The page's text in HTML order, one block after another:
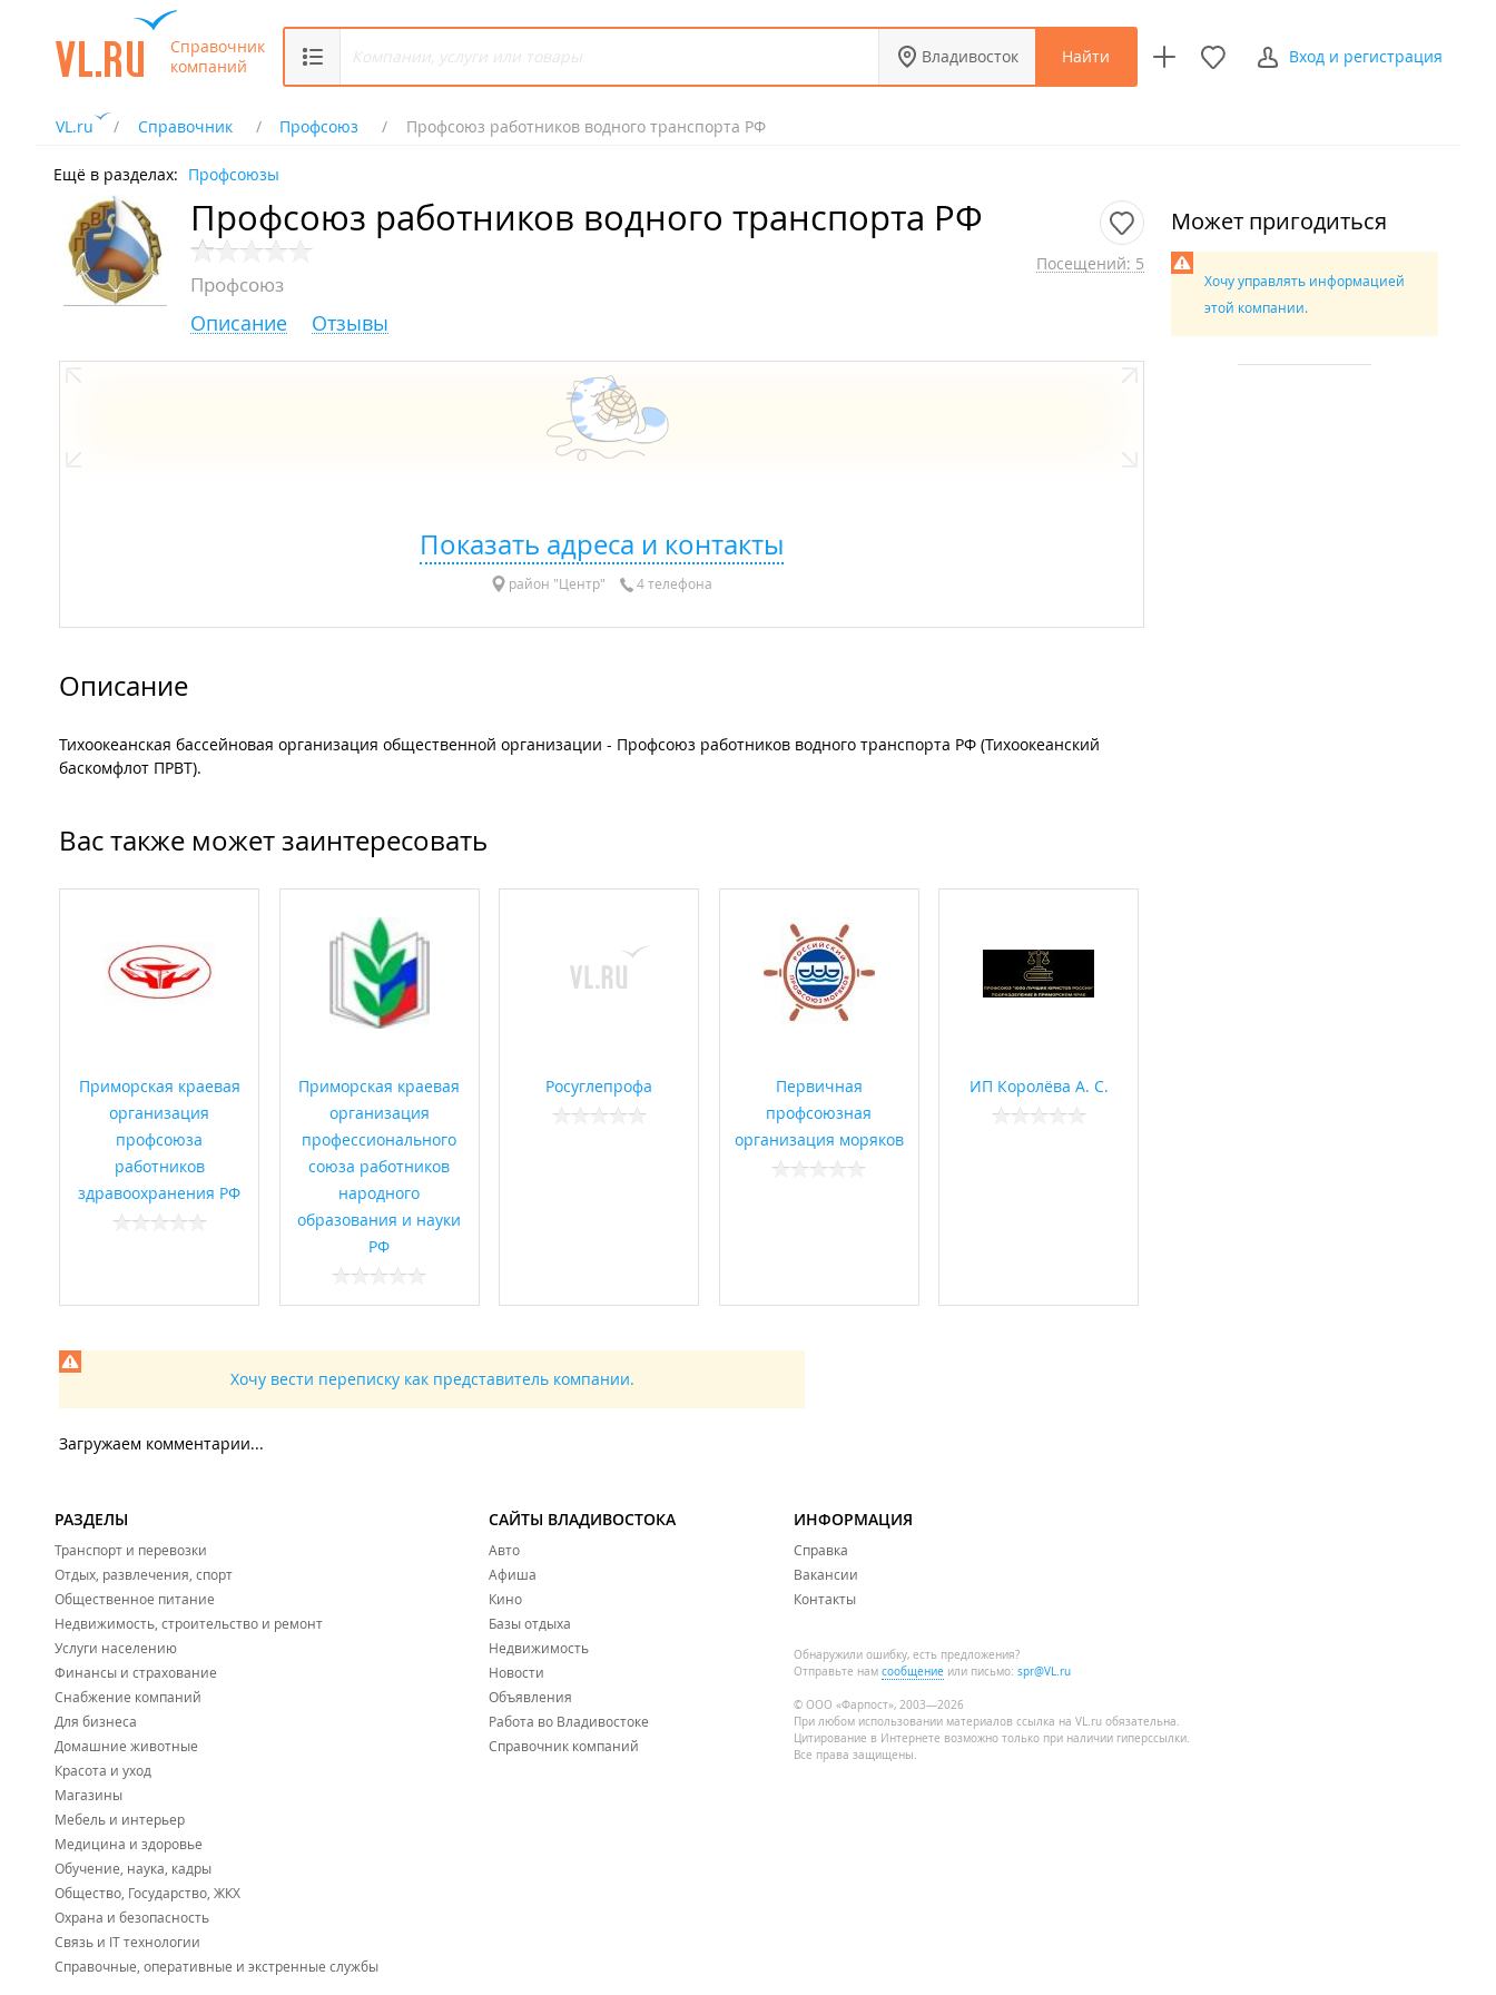
Справочник
компаний
Владивосток Найти Вход и регистрация
VL.ru Справочник Профсоюз Профсоюз работников водного транспорта РФ
Ещё в разделах: Профсоюзы
Профсоюз работников водного транспорта РФ
Профсоюз
Посещений: 5
Описание Отзывы
Показать адреса и контакты
район "Центр" 4 телефона
Описание
Тихоокеанская бассейновая организация общественной организации - Профсоюз работников водного транспорта РФ (Тихоокеанский
баскомфлот ПРВТ).
Вас также может заинтересовать
Приморская краевая
организация
профсоюза
работников
здравоохранения РФ
Приморская краевая
организация
профессионального
союза работников
народного
образования и науки
РФ
Росуглепрофа
Первичная
профсоюзная
организация моряков
ИП Королёва А. С.
Хочу вести переписку как представитель компании.
Загружаем комментарии...
Может пригодиться
Хочу управлять информацией
этой компании.
РАЗДЕЛЫ
Транспорт и перевозки
Отдых, развлечения, спорт
Общественное питание
Недвижимость, строительство и ремонт
Услуги населению
Финансы и страхование
Снабжение компаний
Для бизнеса
Домашние животные
Красота и уход
Магазины
Мебель и интерьер
Медицина и здоровье
Обучение, наука, кадры
Общество, Государство, ЖКХ
Охрана и безопасность
Связь и IT технологии
Справочные, оперативные и экстренные службы
САЙТЫ ВЛАДИВОСТОКА
Авто
Афиша
Кино
Базы отдыха
Недвижимость
Новости
Объявления
Работа во Владивостоке
Справочник компаний
ИНФОРМАЦИЯ
Справка
Вакансии
Контакты
Обнаружили ошибку, есть предложения?
Отправьте нам сообщение или письмо: spr@VL.ru
© ООО «Фарпост», 2003—2026
При любом использовании материалов ссылка на VL.ru обязательна.
Цитирование в Интернете возможно только при наличии гиперссылки.
Все права защищены.